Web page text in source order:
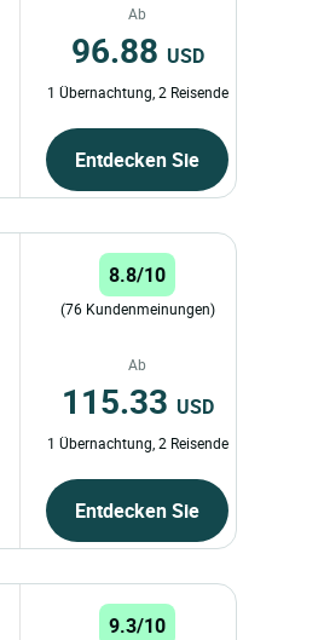
Ab
96.88 USD
1 Übernachtung, 2 Reisende
Entdecken Sie
8.8/10
(76 Kundenmeinungen)
Ab
115.33 USD
1 Übernachtung, 2 Reisende
Entdecken Sie
9.3/10